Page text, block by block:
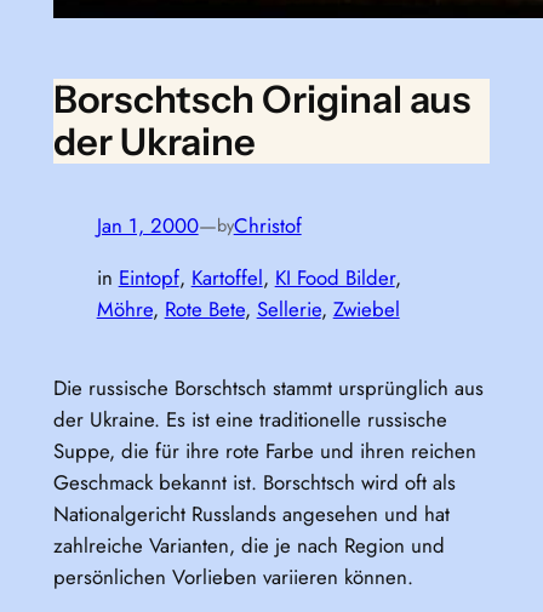
Borschtsch Original aus
der Ukraine
Jan 1, 2000—byChristof
in Eintopf, Kartoffel, KI Food Bilder
Möhre, Rote Bete, Sellerie, Zwiebel
Die russische Borschtsch stammt ursprünglich aus
der Ukraine. Es ist eine traditionelle russische
Suppe, die für ihre rote Farbe und ihren reichen
Geschmack bekannt ist. Borschtsch wird oft als
Nationalgericht Russlands angesehen und hat
zahlreiche Varianten, die je nach Region und
persönlichen Vorlieben variieren können.